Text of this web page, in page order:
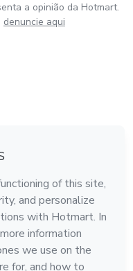
a opinião da Hotmart.
denuncie aqui